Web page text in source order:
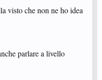
visto che non ne ho idea
parlare a livello